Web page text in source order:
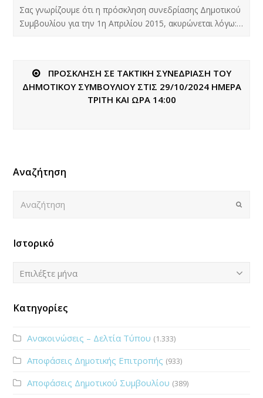
Σας γνωρίζουμε ότι η πρόσκληση συνεδρίασης Δημοτικού
Συμβουλίου για την 1η Απριλίου 2015, ακυρώνεται λόγω:…
ΠΡΟΣΚΛΗΣΗ ΣΕ ΤΑΚΤΙΚΗ ΣΥΝΕΔΡΙΑΣΗ ΤΟΥ
ΔΗΜΟΤΙΚΟΥ ΣΥΜΒΟΥΛΙΟΥ ΣΤΙΣ 29/10/2024 ΗΜΕΡΑ
ΤΡΙΤΗ ΚΑΙ ΩΡΑ 14:00
Αναζήτηση
Submit
Ιστορικό
Ιστορικό
Επιλέξτε μήνα
Κατηγορίες
Ανακοινώσεις – Δελτία Τύπου (1.333)
Αποφάσεις Δημοτικής Επιτροπής (933)
Αποφάσεις Δημοτικού Συμβουλίου (389)